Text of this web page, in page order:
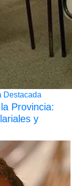
Destacada
Provincia:
y